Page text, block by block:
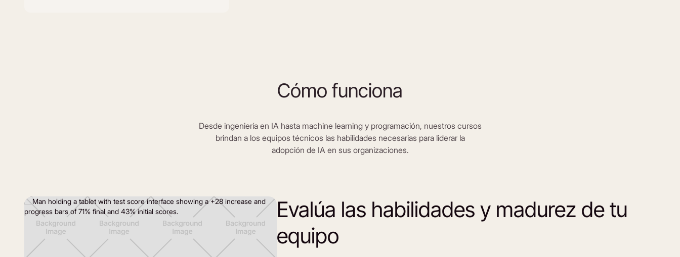
Cómo funciona
Desde ingeniería en IA hasta machine learning y programación, nuestros cursos
brindan a los equipos técnicos las habilidades necesarias para liderar la
adopción de IA en sus organizaciones.
Evalúa las habilidades y madurez de tu
equipo